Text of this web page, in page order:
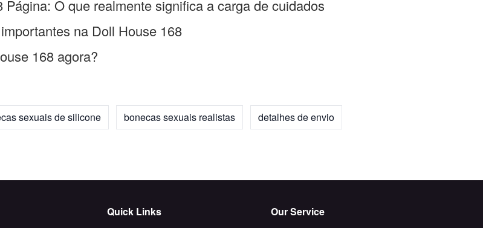
O que realmente significa a carga de cuidados
na Doll House 168
168 agora?
sexuais de silicone bonecas sexuais realistas detalhes de envio
Quick Links Our Service